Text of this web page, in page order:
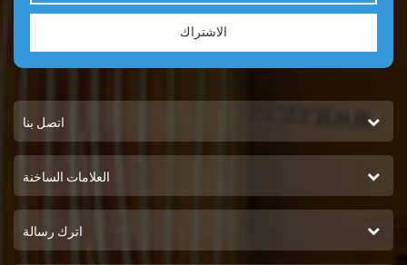
الاشتراك
اتصل بنا
العلامات الساخنة
اترك رسالة